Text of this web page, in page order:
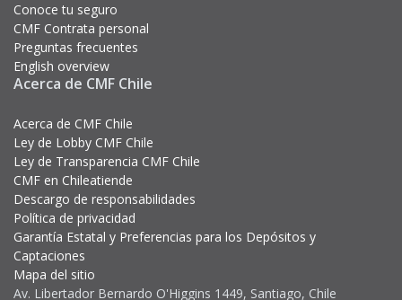
Conoce tu seguro
CMF Contrata personal
Preguntas frecuentes
English overview
Acerca de CMF Chile
Acerca de CMF Chile
Ley de Lobby CMF Chile
Ley de Transparencia CMF Chile
CMF en Chileatiende
Descargo de responsabilidades
Política de privacidad
Garantía Estatal y Preferencias para los Depósitos y
Captaciones
Mapa del sitio
Av. Libertador Bernardo O'Higgins 1449, Santiago, Chile